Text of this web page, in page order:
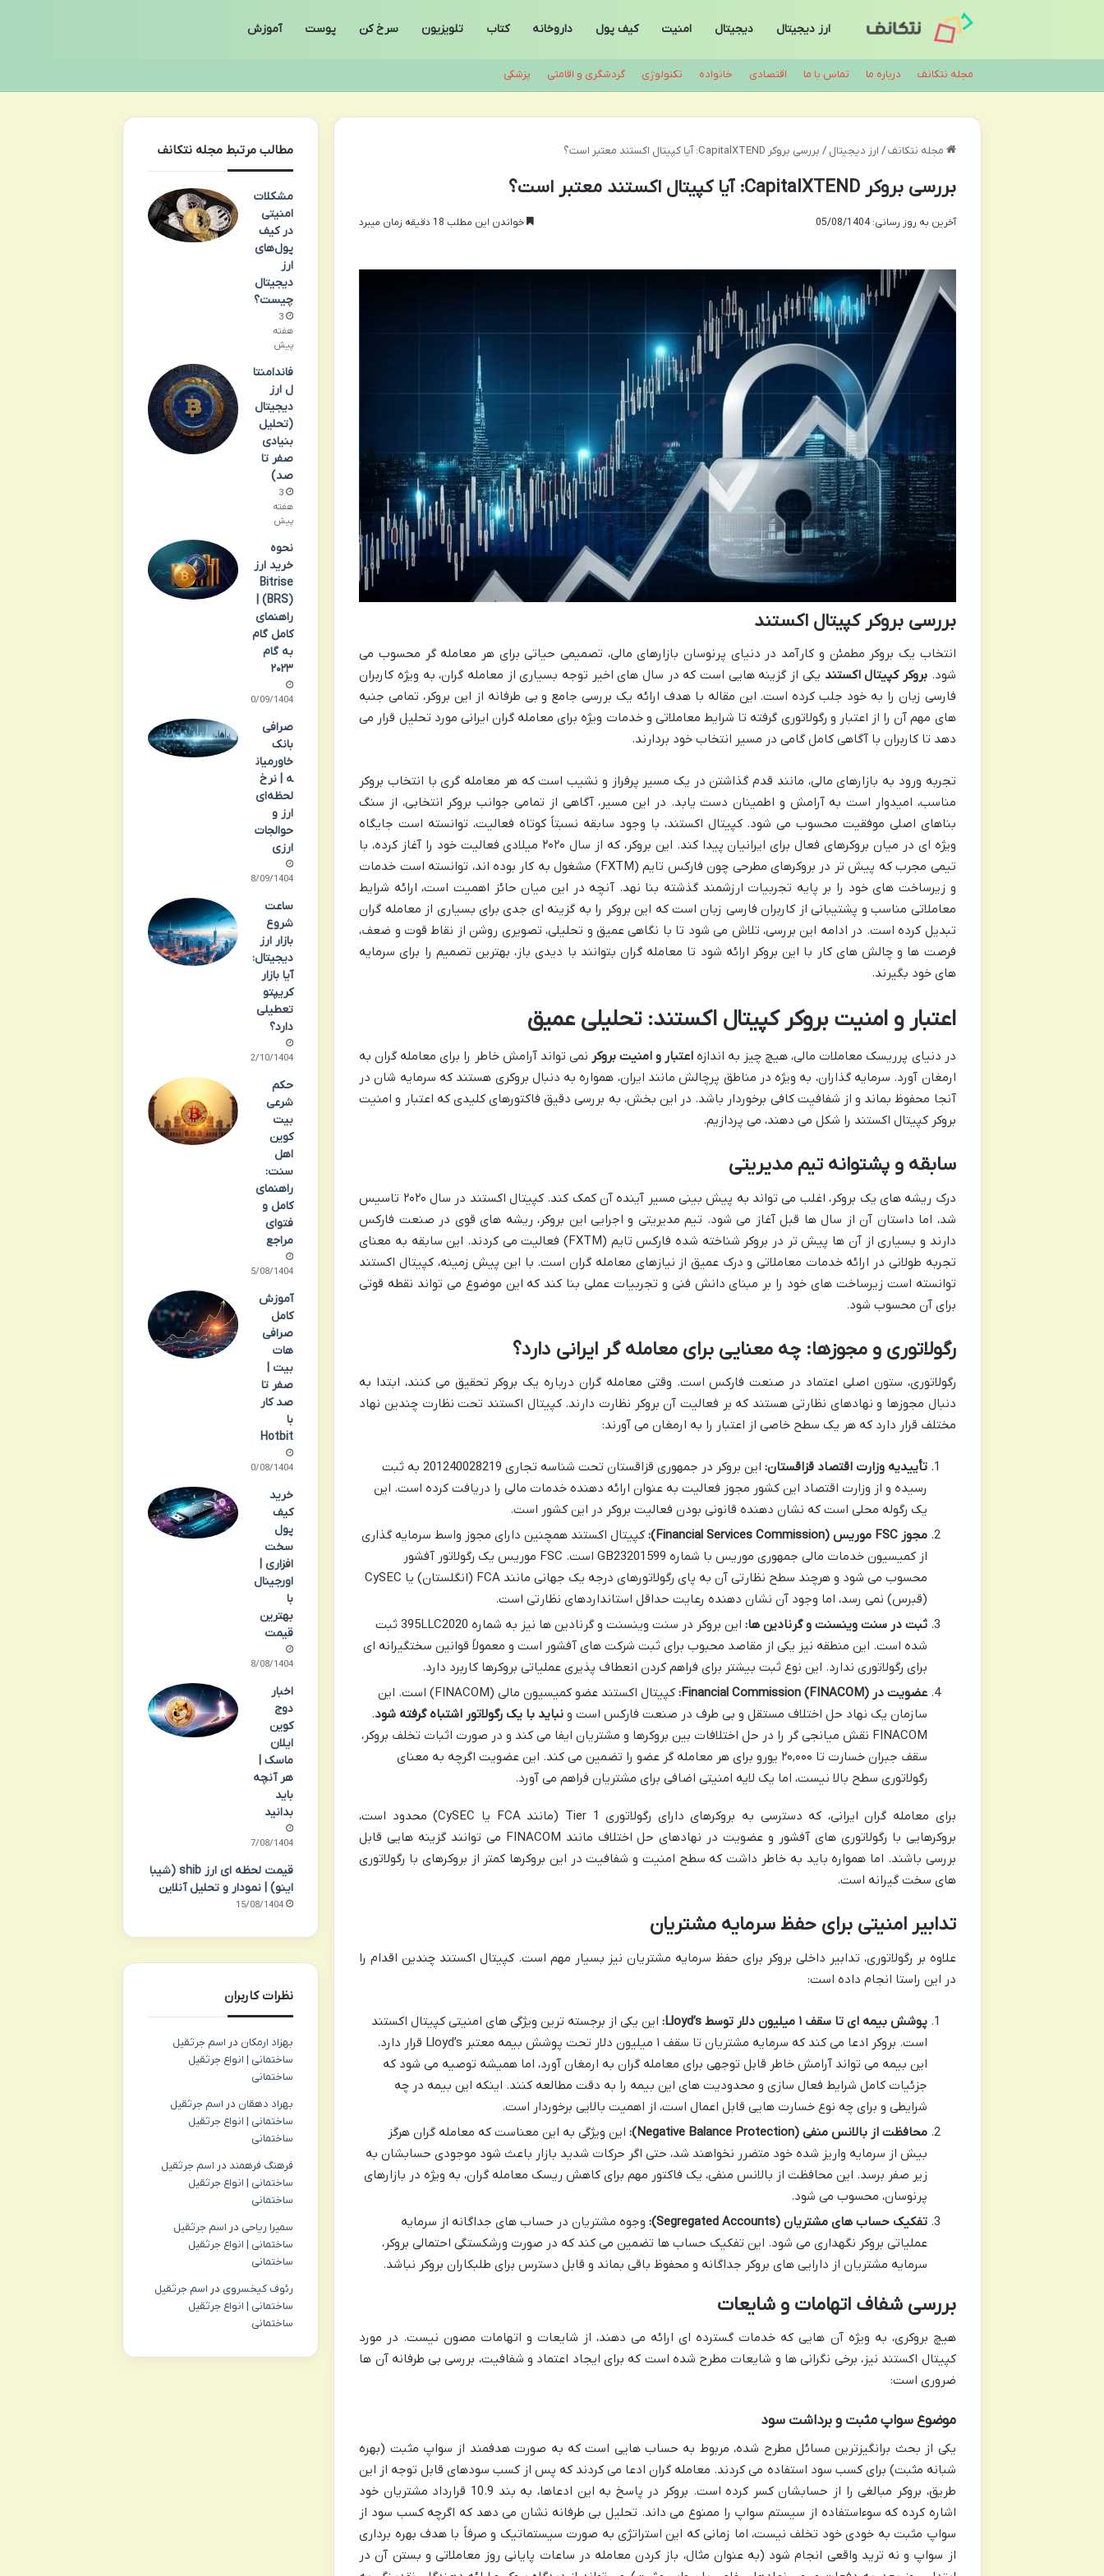
ارز دیجیتال دیجیتال امنیت کیف پول داروخانه کتاب تلویزیون سرخ کن پوست آموزش
مجله نتکانف درباره ما تماس با ما اقتصادی خانواده تکنولوژی گردشگری و اقامتی پزشکی
مجله نتکانف / ارز دیجیتال / بررسی بروکر CapitalXTEND: آیا کپیتال اکستند معتبر است؟
بررسی بروکر CapitalXTEND: آیا کپیتال اکستند معتبر است؟
آخرین به روز رسانی: 05/08/1404 خواندن این مطلب 18 دقیقه زمان میبرد
بررسی بروکر کپیتال اکستند
انتخاب یک بروکر مطمئن و کارآمد در دنیای پرنوسان بازارهای مالی، تصمیمی حیاتی برای هر معامله گر محسوب می
شود.بروکر کپیتال اکستند یکی از گزینه هایی است که در سال های اخیر توجه بسیاری از معامله گران، به ویژه کاربران
فارسی زبان را به خود جلب کرده است. این مقاله با هدف ارائه یک بررسی جامع و بی طرفانه از این بروکر، تمامی جنبه
های مهم آن را از اعتبار و رگولاتوری گرفته تا شرایط معاملاتی و خدمات ویژه برای معامله گران ایرانی مورد تحلیل قرار می
دهد تا کاربران با آگاهی کامل گامی در مسیر انتخاب خود بردارند.
تجربه ورود به بازارهای مالی، مانند قدم گذاشتن در یک مسیر پرفراز و نشیب است که هر معامله گری با انتخاب بروکر
مناسب، امیدوار است به آرامش و اطمینان دست یابد. در این مسیر، آگاهی از تمامی جوانب بروکر انتخابی، از سنگ
بناهای اصلی موفقیت محسوب می شود. کپیتال اکستند، با وجود سابقه نسبتاً کوتاه فعالیت، توانسته است جایگاه
ویژه ای در میان بروکرهای فعال برای ایرانیان پیدا کند. این بروکر، که از سال ۲۰۲۰ میلادی فعالیت خود را آغاز کرده، با
تیمی مجرب که پیش تر در بروکرهای مطرحی چون فارکس تایم (FXTM) مشغول به کار بوده اند، توانسته است خدمات
و زیرساخت های خود را بر پایه تجربیات ارزشمند گذشته بنا نهد. آنچه در این میان حائز اهمیت است، ارائه شرایط
معاملاتی مناسب و پشتیبانی از کاربران فارسی زبان است که این بروکر را به گزینه ای جدی برای بسیاری از معامله گران
تبدیل کرده است. در ادامه این بررسی، تلاش می شود تا با نگاهی عمیق و تحلیلی، تصویری روشن از نقاط قوت و ضعف،
فرصت ها و چالش های کار با این بروکر ارائه شود تا معامله گران بتوانند با دیدی باز، بهترین تصمیم را برای سرمایه
های خود بگیرند.
اعتبار و امنیت بروکر کپیتال اکستند: تحلیلی عمیق
در دنیای پرریسک معاملات مالی، هیچ چیز به اندازه اعتبار و امنیت بروکر نمی تواند آرامش خاطر را برای معامله گران به
ارمغان آورد. سرمایه گذاران، به ویژه در مناطق پرچالش مانند ایران، همواره به دنبال بروکری هستند که سرمایه شان در
آنجا محفوظ بماند و از شفافیت کافی برخوردار باشد. در این بخش، به بررسی دقیق فاکتورهای کلیدی که اعتبار و امنیت
بروکر کپیتال اکستند را شکل می دهند، می پردازیم.
سابقه و پشتوانه تیم مدیریتی
درک ریشه های یک بروکر، اغلب می تواند به پیش بینی مسیر آینده آن کمک کند. کپیتال اکستند در سال ۲۰۲۰ تاسیس
شد، اما داستان آن از سال ها قبل آغاز می شود. تیم مدیریتی و اجرایی این بروکر، ریشه های قوی در صنعت فارکس
دارند و بسیاری از آن ها پیش تر در بروکر شناخته شده فارکس تایم (FXTM) فعالیت می کردند. این سابقه به معنای
تجربه طولانی در ارائه خدمات معاملاتی و درک عمیق از نیازهای معامله گران است. با این پیش زمینه، کپیتال اکستند
توانسته است زیرساخت های خود را بر مبنای دانش فنی و تجربیات عملی بنا کند که این موضوع می تواند نقطه قوتی
برای آن محسوب شود.
رگولاتوری و مجوزها: چه معنایی برای معامله گر ایرانی دارد؟
رگولاتوری، ستون اصلی اعتماد در صنعت فارکس است. وقتی معامله گران درباره یک بروکر تحقیق می کنند، ابتدا به
دنبال مجوزها و نهادهای نظارتی هستند که بر فعالیت آن بروکر نظارت دارند. کپیتال اکستند تحت نظارت چندین نهاد
مختلف قرار دارد که هر یک سطح خاصی از اعتبار را به ارمغان می آورند:
تأییدیه وزارت اقتصاد قزاقستان:
این بروکر در جمهوری قزاقستان تحت شناسه تجاری 201240028219 به ثبت
رسیده و از وزارت اقتصاد این کشور مجوز فعالیت به عنوان ارائه دهنده خدمات مالی را دریافت کرده است. این
یک رگوله محلی است که نشان دهنده قانونی بودن فعالیت بروکر در این کشور است.
مجوز FSC موریس (Financial Services Commission):
کپیتال اکستند همچنین دارای مجوز واسط سرمایه گذاری
از کمیسیون خدمات مالی جمهوری موریس با شماره GB23201599 است. FSC موریس یک رگولاتور آفشور
محسوب می شود و هرچند سطح نظارتی آن به پای رگولاتورهای درجه یک جهانی مانند FCA (انگلستان) یا CySEC
(قبرس) نمی رسد، اما وجود آن نشان دهنده رعایت حداقل استانداردهای نظارتی است.
ثبت در سنت وینسنت و گرنادین ها:
این بروکر در سنت وینسنت و گرنادین ها نیز به شماره 395LLC2020 ثبت
شده است. این منطقه نیز یکی از مقاصد محبوب برای ثبت شرکت های آفشور است و معمولاً قوانین سختگیرانه ای
برای رگولاتوری ندارد. این نوع ثبت بیشتر برای فراهم کردن انعطاف پذیری عملیاتی بروکرها کاربرد دارد.
عضویت در Financial Commission (FINACOM):
کپیتال اکستند عضو کمیسیون مالی (FINACOM) است. این
سازمان یک نهاد حل اختلاف مستقل و بی طرف در صنعت فارکس است ونباید با یک رگولاتور اشتباه گرفته شود.
FINACOM نقش میانجی گر را در حل اختلافات بین بروکرها و مشتریان ایفا می کند و در صورت اثبات تخلف بروکر،
سقف جبران خسارت تا ۲۰,۰۰۰ یورو برای هر معامله گر عضو را تضمین می کند. این عضویت اگرچه به معنای
رگولاتوری سطح بالا نیست، اما یک لایه امنیتی اضافی برای مشتریان فراهم می آورد.
برای معامله گران ایرانی، که دسترسی به بروکرهای دارای رگولاتوری Tier 1 (مانند FCA یا CySEC) محدود است،
بروکرهایی با رگولاتوری های آفشور و عضویت در نهادهای حل اختلاف مانند FINACOM می توانند گزینه هایی قابل
بررسی باشند. اما همواره باید به خاطر داشت که سطح امنیت و شفافیت در این بروکرها کمتر از بروکرهای با رگولاتوری
های سخت گیرانه است.
تدابیر امنیتی برای حفظ سرمایه مشتریان
علاوه بر رگولاتوری، تدابیر داخلی بروکر برای حفظ سرمایه مشتریان نیز بسیار مهم است. کپیتال اکستند چندین اقدام را
در این راستا انجام داده است:
پوشش بیمه ای تا سقف ۱ میلیون دلار توسط Lloyd’s:
این یکی از برجسته ترین ویژگی های امنیتی کپیتال اکستند
است. بروکر ادعا می کند که سرمایه مشتریان تا سقف ۱ میلیون دلار تحت پوشش بیمه معتبر Lloyd’s قرار دارد.
این بیمه می تواند آرامش خاطر قابل توجهی برای معامله گران به ارمغان آورد، اما همیشه توصیه می شود که
جزئیات کامل شرایط فعال سازی و محدودیت های این بیمه را به دقت مطالعه کنند. اینکه این بیمه در چه
شرایطی و برای چه نوع خسارت هایی قابل اعمال است، از اهمیت بالایی برخوردار است.
محافظت از بالانس منفی (Negative Balance Protection):
این ویژگی به این معناست که معامله گران هرگز
بیش از سرمایه واریز شده خود متضرر نخواهند شد، حتی اگر حرکات شدید بازار باعث شود موجودی حسابشان به
زیر صفر برسد. این محافظت از بالانس منفی، یک فاکتور مهم برای کاهش ریسک معامله گران، به ویژه در بازارهای
پرنوسان، محسوب می شود.
تفکیک حساب های مشتریان (Segregated Accounts):
وجوه مشتریان در حساب های جداگانه از سرمایه
عملیاتی بروکر نگهداری می شود. این تفکیک حساب ها تضمین می کند که در صورت ورشکستگی احتمالی بروکر،
سرمایه مشتریان از دارایی های بروکر جداگانه و محفوظ باقی بماند و قابل دسترس برای طلبکاران بروکر نباشد.
بررسی شفاف اتهامات و شایعات
هیچ بروکری، به ویژه آن هایی که خدمات گسترده ای ارائه می دهند، از شایعات و اتهامات مصون نیست. در مورد
کپیتال اکستند نیز، برخی نگرانی ها و شایعات مطرح شده است که برای ایجاد اعتماد و شفافیت، بررسی بی طرفانه آن ها
ضروری است:
موضوع سواپ مثبت و برداشت سود
یکی از بحث برانگیزترین مسائل مطرح شده، مربوط به حساب هایی است که به صورت هدفمند از سواپ مثبت (بهره
شبانه مثبت) برای کسب سود استفاده می کردند. معامله گران ادعا می کردند که پس از کسب سودهای قابل توجه از این
طریق، بروکر مبالغی را از حسابشان کسر کرده است. بروکر در پاسخ به این ادعاها، به بند 10.9 قرارداد مشتریان خود
اشاره کرده که سوءاستفاده از سیستم سواپ را ممنوع می داند. تحلیل بی طرفانه نشان می دهد که اگرچه کسب سود از
سواپ مثبت به خودی خود تخلف نیست، اما زمانی که این استراتژی به صورت سیستماتیک و صرفاً با هدف بهره برداری
از سواپ و نه ترید واقعی انجام شود (به عنوان مثال، باز کردن معامله در ساعات پایانی روز معاملاتی و بستن آن در
مطالب مرتبط مجله نتکانف
مشکلات
امنیتی
در کیف
پول‌های
ارز
دیجیتال
چیست؟
3
هفته
پیش
فاندامنتا
ل ارز
دیجیتال
(تحلیل
بنیادی
صفر تا
صد)
3
هفته
پیش
نحوه
خرید ارز
Bitrise
(BRS) |
راهنمای
کامل گام
به گام
۲۰۲۳
30/09/1404
صرافی
بانک
خاورمیان
ه | نرخ
لحظه‌ای
ارز و
حوالجات
ارزی
28/09/1404
ساعت
شروع
بازار ارز
دیجیتال:
آیا بازار
کریپتو
تعطیلی
دارد؟
12/10/1404
حکم
شرعی
بیت
کوین
اهل
سنت:
راهنمای
کامل و
فتوای
مراجع
25/08/1404
آموزش
کامل
صرافی
هات
بیت |
صفر تا
صد کار
با
Hotbit
20/08/1404
خرید
کیف
پول
سخت
افزاری |
اورجینال
با
بهترین
قیمت
18/08/1404
اخبار
دوج
کوین
ایلان
ماسک |
هر آنچه
باید
بدانید
17/08/1404
قیمت لحظه ای ارز shib (شیبا
اینو) | نمودار و تحلیل آنلاین
15/08/1404
نظرات کاربران
بهزاد ارمکان در اسم جرثقیل
ساختمانی | انواع جرثقیل
ساختمانی
بهراد دهقان در اسم جرثقیل
ساختمانی | انواع جرثقیل
ساختمانی
فرهنگ فرهمند در اسم جرثقیل
ساختمانی | انواع جرثقیل
ساختمانی
سمیرا ریاحی در اسم جرثقیل
ساختمانی | انواع جرثقیل
ساختمانی
رئوف کیخسروی در اسم جرثقیل
ساختمانی | انواع جرثقیل
ساختمانی